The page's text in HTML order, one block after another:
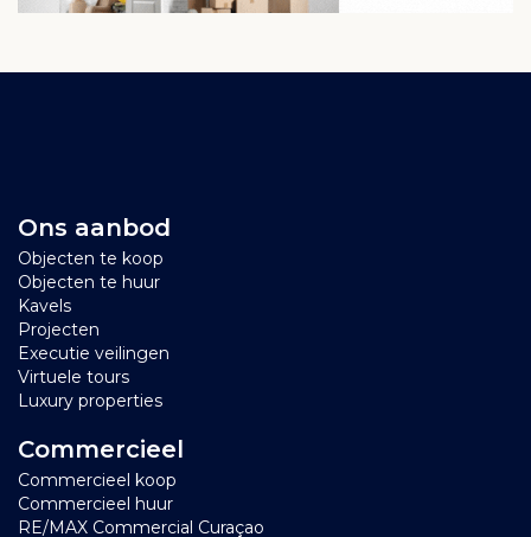
Ons aanbod
Objecten te koop
Objecten te huur
Kavels
Projecten
Executie veilingen
Virtuele tours
Luxury properties
Commercieel
Commercieel koop
Commercieel huur
RE/MAX Commercial Curaçao